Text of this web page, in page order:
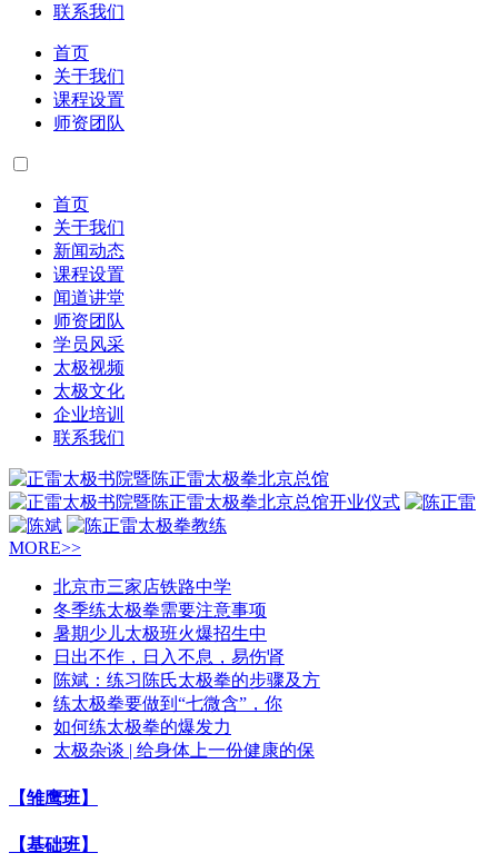
联系我们
首页
关于我们
课程设置
师资团队
首页
关于我们
新闻动态
课程设置
闻道讲堂
师资团队
学员风采
太极视频
太极文化
企业培训
联系我们
MORE>>
北京市三家店铁路中学
冬季练太极拳需要注意事项
暑期少儿太极班火爆招生中
日出不作，日入不息，易伤肾
陈斌：练习陈氏太极拳的步骤及方
练太极拳要做到“七微含”，你
如何练太极拳的爆发力
太极杂谈 | 给身体上一份健康的保
【雏鹰班】
【基础班】